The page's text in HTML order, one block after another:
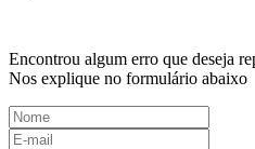
Encontrou algum erro que deseja
Nos explique no formulário abaixo